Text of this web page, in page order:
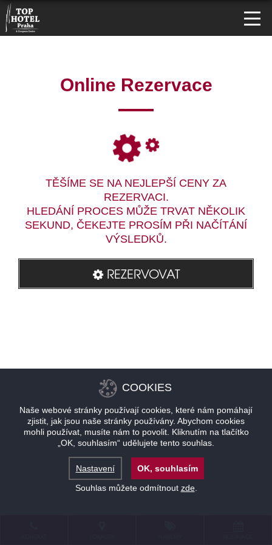
Online Rezervace
TĚŠÍME SE NA NEJLEPŠÍ CENY ZA
REZERVACI.
HLEDÁNÍ PROCES MŮŽE TRVAT NĚKOLIK
SEKUND, ČEKEJTE PROSÍM PŘI NAČÍTÁNÍ
VÝSLEDKŮ.
REZERVOVAT
COOKIES
Naše webové stránky používají cookies, které nám pomáhají
zjistit, jak jsou naše stránky používány. Abychom cookies
mohli používat, musíte nám to povolit. Kliknutím na tlačítko
„OK, souhlasím“ udělujete tento souhlas.
Nastavení
OK, souhlasím
Souhlas můžete odmítnout zde.